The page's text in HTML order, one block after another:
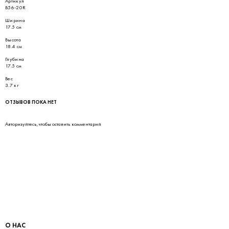
B56-20R
Ширина
17.5 см
Высота
18.4 см
Глубина
17.5 см
Вес
3.7 кг
ОТЗЫВОВ ПОКА НЕТ
Авторизуйтесь, чтобы оставить комментарий
О НАС